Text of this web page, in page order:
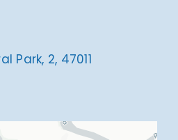
Park, 2, 47011